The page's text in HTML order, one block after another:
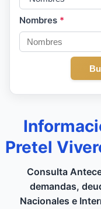
Nombres *
Pretel
Consulta
demandas,
Nacionales e